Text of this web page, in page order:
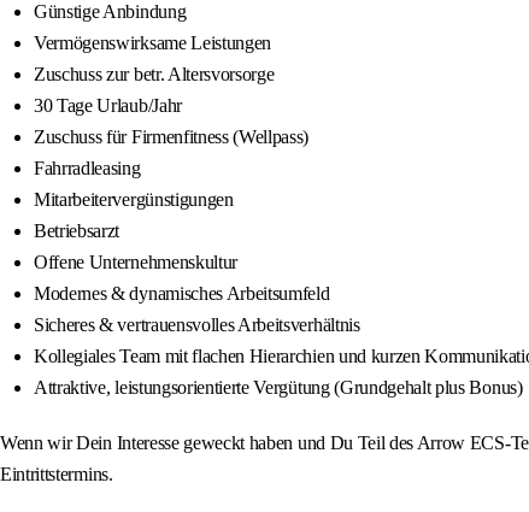
Günstige Anbindung
Vermögenswirksame Leistungen
Zuschuss zur betr. Altersvorsorge
30 Tage Urlaub/Jahr
Zuschuss für Firmenfitness (Wellpass)
Fahrradleasing
Mitarbeitervergünstigungen
Betriebsarzt
Offene Unternehmenskultur
Modernes & dynamisches Arbeitsumfeld
Sicheres & vertrauensvolles Arbeitsverhältnis
Kollegiales Team mit flachen Hierarchien und kurzen
Attraktive, leistungsorientierte Vergütung (Grundgehalt plus Bonus)
Wenn wir Dein Interesse geweckt haben und Du Teil des Arrow ECS-
Eintrittstermins.